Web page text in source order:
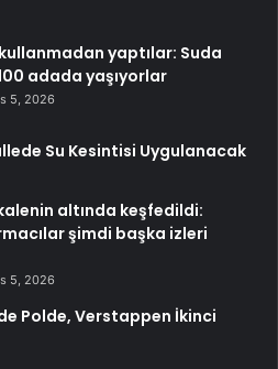
yaptılar: Suda
adada yaşıyorlar
5, 2026
Su Kesintisi Uygulanacak
altında keşfedildi:
şimdi başka izleri
5, 2026
Polde, Verstappen İkinci